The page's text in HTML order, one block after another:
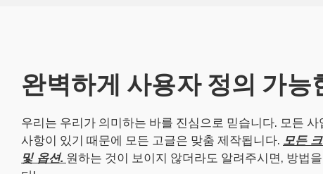
완벽하게 사용자 정의 가능
우리는 우리가 의미하는 바를 진심으로 믿습니다. 모든
사항이 있기 때문에 모든 고글은 맞춤 제작됩니다. 모든
및 옵션. 원하는 것이 보이지 않더라도 알려주시면, 방법